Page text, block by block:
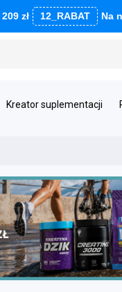
zł 12_RABAT Na
Kreator suplementacji